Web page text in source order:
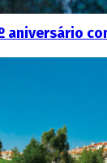
aniversário